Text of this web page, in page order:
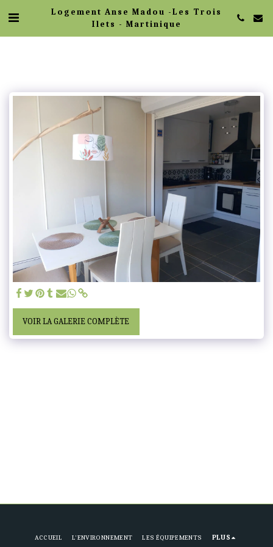
Logement Anse Madou -Les Trois
Ilets - Martinique
VOIR LA GALERIE COMPLÈTE
ACCUEIL L'ENVIRONNEMENT LES ÉQUIPEMENTS PLUS